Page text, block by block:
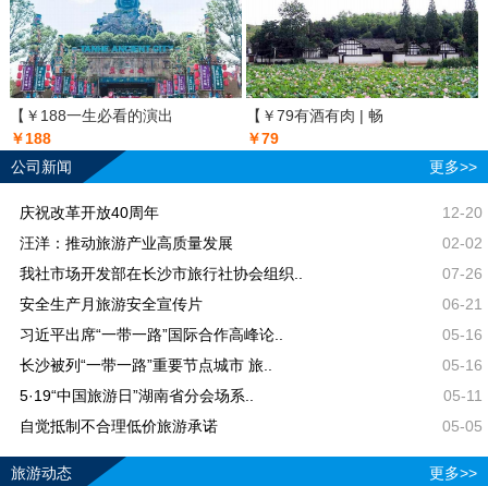
【￥188一生必看的演出
￥188
【￥79有酒有肉 | 畅
￥79
公司新闻
更多>>
庆祝改革开放40周年
12-20
汪洋：推动旅游产业高质量发展
02-02
我社市场开发部在长沙市旅行社协会组织..
07-26
安全生产月旅游安全宣传片
06-21
习近平出席“一带一路”国际合作高峰论..
05-16
长沙被列“一带一路”重要节点城市 旅..
05-16
5·19“中国旅游日”湖南省分会场系..
05-11
自觉抵制不合理低价旅游承诺
05-05
旅游动态 更多>>